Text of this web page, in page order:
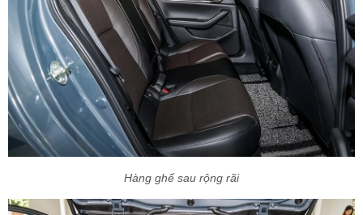
Hàng ghế sau rộng rãi